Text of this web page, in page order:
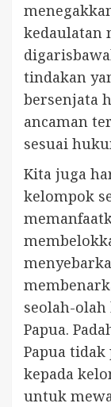
kedaulatan
tindakan
bersenjata
ancaman
sesuai
Kita juga
kelompok
seolah-
Papua.
Papua
kepada
untuk